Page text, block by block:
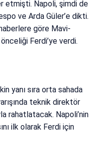
etmişti. Napoli, şimdi de
ve Arda Güler’e dikti.
göre Mavi-
Ferdi’ye verdi.
yanı sıra orta sahada
teknik direktör
rahatlatacak. Napoli’nin
ilk olarak Ferdi için